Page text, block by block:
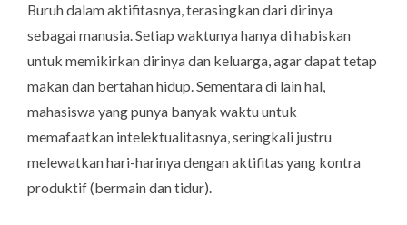
Buruh dalam aktifitasnya, terasingkan dari dirinya
sebagai manusia. Setiap waktunya hanya di habiskan
untuk memikirkan dirinya dan keluarga, agar dapat tetap
makan dan bertahan hidup. Sementara di lain hal,
mahasiswa yang punya banyak waktu untuk
memafaatkan intelektualitasnya, seringkali justru
melewatkan hari-harinya dengan aktifitas yang kontra
produktif (bermain dan tidur).